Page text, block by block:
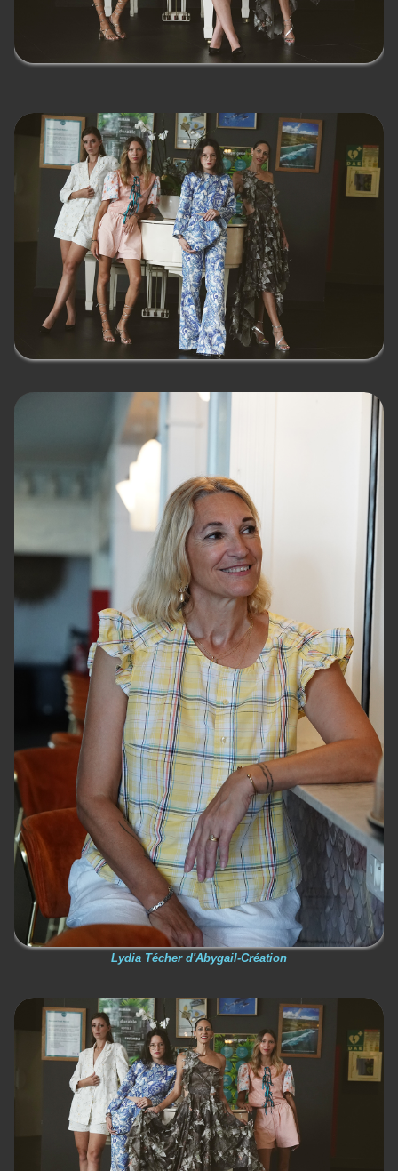
Lydia Técher d'Abygail-Création